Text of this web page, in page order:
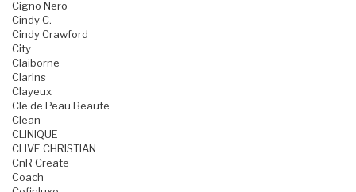
Cigno Nero
Cindy C.
Cindy Crawford
City
Claiborne
Clarins
Clayeux
Cle de Peau Beaute
Clean
CLINIQUE
CLIVE CHRISTIAN
CnR Create
Coach